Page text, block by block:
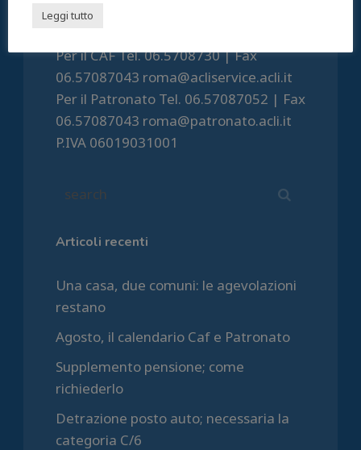
Via Prospero Alpino, 20 00154 Roma
Per il CAF Tel. 06.5708730 | Fax
06.57087043 roma@acliservice.acli.it
Per il Patronato Tel. 06.57087052 | Fax
06.57087043 roma@patronato.acli.it
P.IVA 06019031001
Articoli recenti
Una casa, due comuni: le agevolazioni
restano
Agosto, il calendario Caf e Patronato
Supplemento pensione; come
richiederlo
Detrazione posto auto; necessaria la
categoria C/6
Leggi tutto